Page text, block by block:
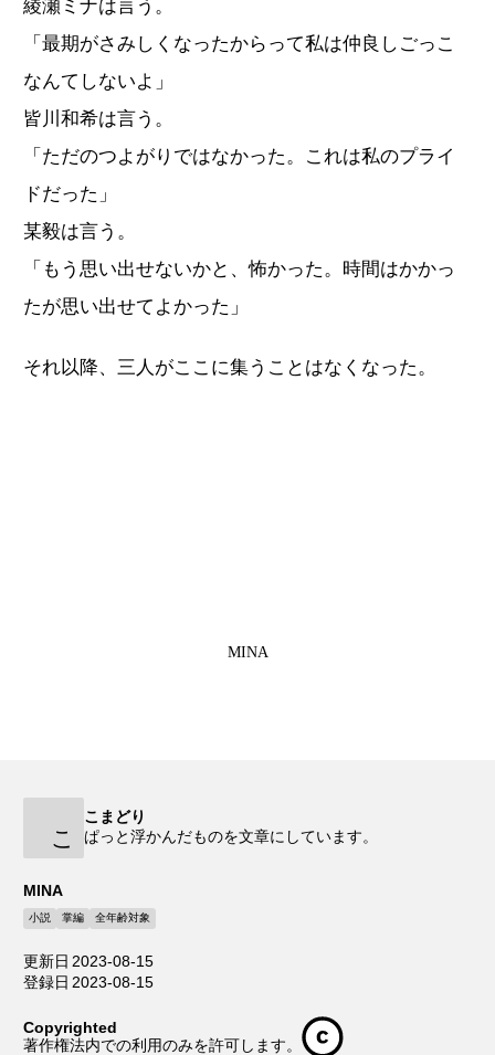
綾瀬ミナは言う。
「最期がさみしくなったからって私は仲良しごっこ
なんてしないよ」
皆川和希は言う。
「ただのつよがりではなかった。これは私のプライ
ドだった」
某毅は言う。
「もう思い出せないかと、怖かった。時間はかかっ
たが思い出せてよかった」
それ以降、三人がここに集うことはなくなった。
MINA
こ
こまどり
ぱっと浮かんだものを文章にしています。
MINA
小説 掌編 全年齢対象
更新日 2023-08-15
登録日 2023-08-15
Copyrighted
著作権法内での利用のみを許可します。